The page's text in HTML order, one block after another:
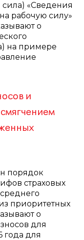
«Сведения
рабочую силу»
о
на примере
и
порядок
страховых
приоритетных
о
для
года для